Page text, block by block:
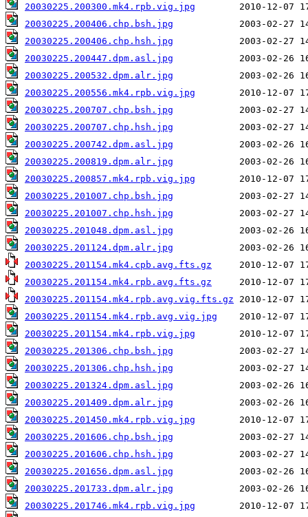
20030225.200300.mk4.rpb.vig.jpg
20030225.200406.chp.bsh.jpg
20030225.200406.chp.hsh.jpg
20030225.200447.dpm.asl.jpg
20030225.200532.dpm.alr.jpg
20030225.200556.mk4.rpb.vig.jpg
20030225.200707.chp.bsh.jpg
20030225.200707.chp.hsh.jpg
20030225.200742.dpm.asl.jpg
20030225.200819.dpm.alr.jpg
20030225.200857.mk4.rpb.vig.jpg
20030225.201007.chp.bsh.jpg
20030225.201007.chp.hsh.jpg
20030225.201048.dpm.asl.jpg
20030225.201124.dpm.alr.jpg
20030225.201154.mk4.cpb.avg.fts.gz
20030225.201154.mk4.rpb.avg.fts.gz
20030225.201154.mk4.rpb.avg.vig.fts.gz
20030225.201154.mk4.rpb.avg.vig.jpg
20030225.201154.mk4.rpb.vig.jpg
20030225.201306.chp.bsh.jpg
20030225.201306.chp.hsh.jpg
20030225.201324.dpm.asl.jpg
20030225.201409.dpm.alr.jpg
20030225.201450.mk4.rpb.vig.jpg
20030225.201606.chp.bsh.jpg
20030225.201606.chp.hsh.jpg
20030225.201656.dpm.asl.jpg
20030225.201733.dpm.alr.jpg
20030225.201746.mk4.rpb.vig.jpg